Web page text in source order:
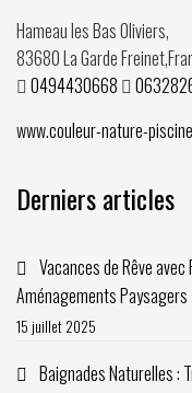
Hameau les Bas Oliviers,
83680La Garde Freinet,
0494430668
www.couleur-nature-
Derniers articles
Vacances de Rêve
Aménagements Paysagers
15 juillet 2025
Baignades Naturelles :